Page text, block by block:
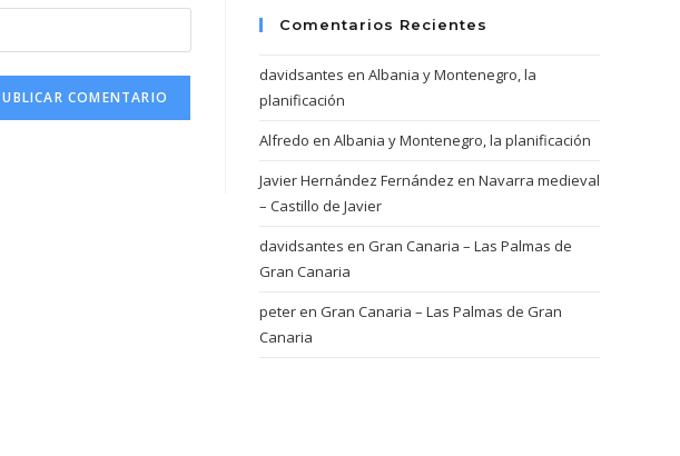
Comentarios Recientes
davidsantes en Albania y Montenegro, la
planificación
Alfredo en Albania y Montenegro, la planificación
Javier Hernández Fernández en Navarra medieval
– Castillo de Javier
davidsantes en Gran Canaria – Las Palmas de
Gran Canaria
peteren Gran Canaria – Las Palmas de Gran
Canaria